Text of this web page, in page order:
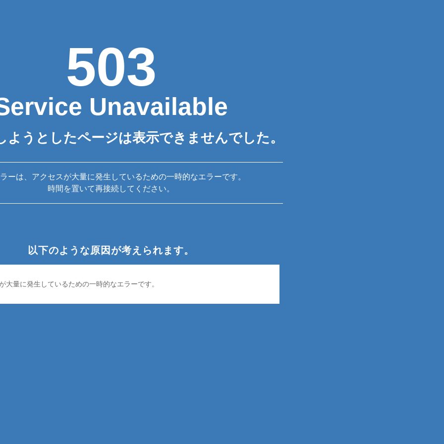
503
Unavailable
ようとしたページは表示できませんでした。
ーは、アクセスが大量に発生しているための一時的なエラーです。
時間を置いて再接続してください。
以下のような原因が考えられます。
大量に発生しているための一時的なエラーです。